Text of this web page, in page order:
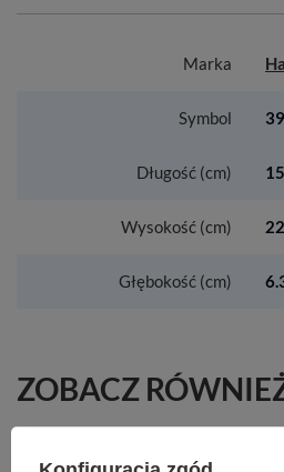
Marka
Symbol
Długość (cm)
Wysokość (cm)
Głębokość (cm)
ZOBACZ